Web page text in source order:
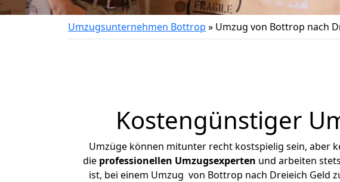
Umzugsunternehmen Bottrop » Umzug von Bottrop nach
Kostengünstiger
Umzüge können mitunter recht kostspielig sein, aber
die professionellen Umzugsexperten und arbeiten
ist, bei einem Umzug von Bottrop nach Dreieich Geld